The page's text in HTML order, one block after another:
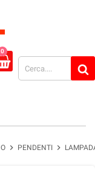
0
chevron_right PENDENTI chevron_right